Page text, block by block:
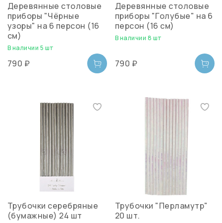
Деревянные столовые
приборы "Чёрные
узоры" на 6 персон (16
см)
В наличии 5 шт
790 ₽
Деревянные столовые
приборы "Голубые" на 6
персон (16 см)
В наличии 8 шт
790 ₽
Трубочки серебряные
(бумажные) 24 шт
Трубочки "Перламутр"
20 шт.